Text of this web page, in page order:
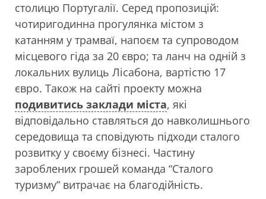
столицю Португалії. Серед пропозицій:
чотиригодинна прогулянка містом з
катанням у трамваї, напоєм та супроводом
місцевого гіда за 20 євро; та ланч на одній з
локальних вулиць Лісабона, вартістю 17
євро. Також на сайті проекту можна
подивитись заклади міста, які
відповідально ставляться до навколишнього
середовища та сповідують підходи сталого
розвитку у своєму бізнесі. Частину
зароблених грошей команда “Сталого
туризму” витрачає на благодійність.